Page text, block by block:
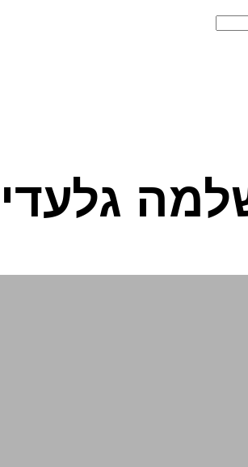
גלעדי